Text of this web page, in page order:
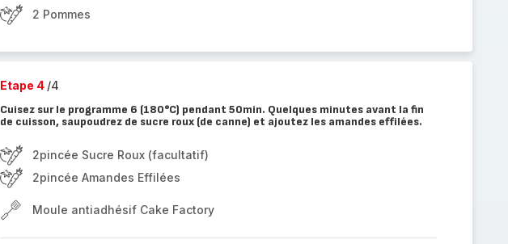
2 Pommes
Etape 4 /4
Cuisez sur le programme 6 (180°C) pendant 50min. Quelques minutes avant la fin
de cuisson, saupoudrez de sucre roux (de canne) et ajoutez les amandes effilées.
2pincée Sucre Roux (facultatif)
2pincée Amandes Effilées
Moule antiadhésif Cake Factory